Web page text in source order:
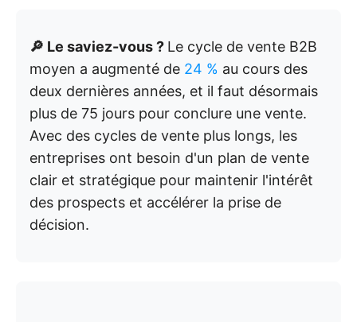
🔎 Le saviez-vous ? Le cycle de vente B2B
moyen a augmenté de 24 % au cours des
deux dernières années, et il faut désormais
plus de 75 jours pour conclure une vente.
Avec des cycles de vente plus longs, les
entreprises ont besoin d'un plan de vente
clair et stratégique pour maintenir l'intérêt
des prospects et accélérer la prise de
décision.